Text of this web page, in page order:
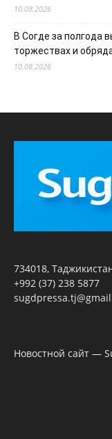
10.08.2026
В Согде за полгода
торжествах и
10.08.2026
734018,
+992 (37) 238 5877
Новостной сайт —